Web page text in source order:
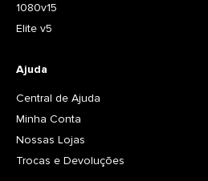
1080v15
Elite v5
Ajuda
Central de Ajuda
Minha Conta
Nossas Lojas
Trocas e Devoluções